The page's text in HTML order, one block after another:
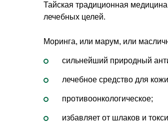
Тайская традиционная
лечебных целей.
Моринга, или марум, или
сильнейший природный
лечебное средство для
противоонкологическое;
избавляет от шлаков и